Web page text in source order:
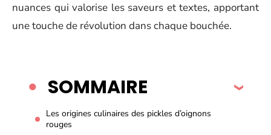
nuances qui valorise les saveurs et textes, apportant
une touche de révolution dans chaque bouchée.
SOMMAIRE
Les origines culinaires des pickles d’oignons
rouges